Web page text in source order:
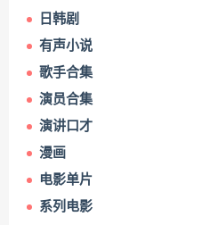
日韩剧
有声小说
歌手合集
演员合集
演讲口才
漫画
电影单片
系列电影